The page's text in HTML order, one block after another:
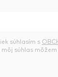
súhlasím s
môj súhlas